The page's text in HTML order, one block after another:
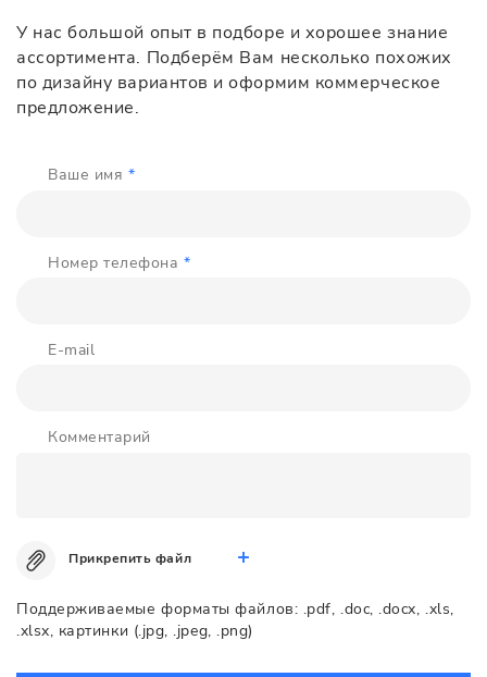
Ваше имя *
Номер телефона*
E-mail
Комментарий
Прикрепить файл
Поддерживаемые форматы файлов: .pdf, .doc, .docx, .xls,
.xlsx, картинки (.jpg, .jpeg, .png)
У нас большой опыт в подборе и хорошее знание
ассортимента. Подберём Вам несколько похожих
по дизайну вариантов и оформим коммерческое
предложение.